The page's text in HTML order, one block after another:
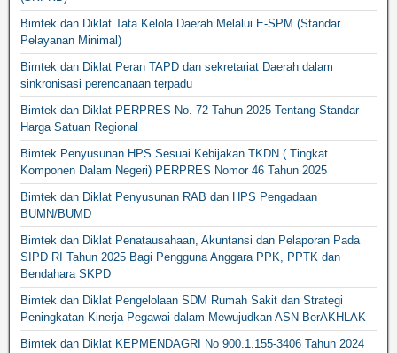
Bimtek dan Diklat Tata Kelola Daerah Melalui E-SPM (Standar
Pelayanan Minimal)
Bimtek dan Diklat Peran TAPD dan sekretariat Daerah dalam
sinkronisasi perencanaan terpadu
Bimtek dan Diklat PERPRES No. 72 Tahun 2025 Tentang Standar
Harga Satuan Regional
Bimtek Penyusunan HPS Sesuai Kebijakan TKDN ( Tingkat
Komponen Dalam Negeri) PERPRES Nomor 46 Tahun 2025
Bimtek dan Diklat Penyusunan RAB dan HPS Pengadaan
BUMN/BUMD
Bimtek dan Diklat Penatausahaan, Akuntansi dan Pelaporan Pada
SIPD RI Tahun 2025 Bagi Pengguna Anggara PPK, PPTK dan
Bendahara SKPD
Bimtek dan Diklat Pengelolaan SDM Rumah Sakit dan Strategi
Peningkatan Kinerja Pegawai dalam Mewujudkan ASN BerAKHLAK
Bimtek dan Diklat KEPMENDAGRI No 900.1.155-3406 Tahun 2024